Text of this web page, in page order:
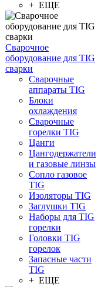
+ ЕЩЕ
Сварочное
оборудование для TIG
сварки
Сварочные
аппараты TIG
Блоки
охлаждения
Сварочные
горелки TIG
Цанги
Цангодержатели
и газовые линзы
Сопло газовое
TIG
Изоляторы TIG
Заглушки TIG
Наборы для TIG
горелки
Головки TIG
горелок
Запасные части
TIG
+ ЕЩЕ